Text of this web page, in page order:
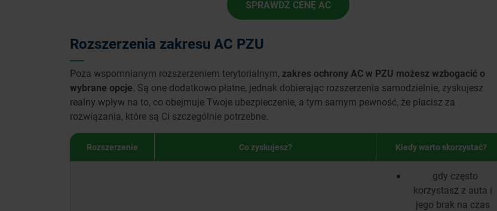
SPRAWDŹ CENĘ AC
Rozszerzenia zakresu AC PZU
Poza wspomnianym rozszerzeniem terytorialnym, zakres ochrony AC w PZU możesz wzbogacić o
wybrane opcje . Są one dodatkowo płatne, jednak dobierając rozszerzenia samodzielnie, zyskujesz
realny wpływ na to, co obejmuje Twoje ubezpieczenie, a tym samym pewność, że płacisz za
rozwiązania, które są Ci szczególnie potrzebne.
Rozszerzenie Co zyskujesz? Kiedy warto skorzystać?
gdy często
korzystasz z auta i
jego brak na czas